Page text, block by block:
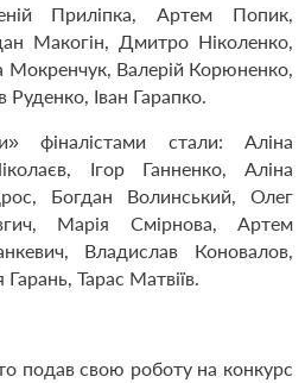
Приліпка, Артем Попик,
Макогін, Дмитро Ніколенко,
Валерій Корюненко,
Руденко, Іван Гарапко.
фіналістами стали: Аліна
Ігор Ганненко, Аліна
Богдан Волинський, Олег
Марія Смірнова, Артем
Владислав Коновалов,
Тарас Матвіїв.
подав свою роботу на конкурс